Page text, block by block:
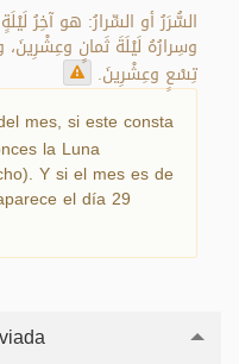
السُّرَرُ أو السِّرارُ: هو آخِرُ
وسِرارُهُ لَيْلَةَ ثَمانٍ وعِشْرِينَ،
تِسْعٍ وعِشْرِينَ.
mes, si este consta
la Luna
Y si el mes es de
el día 29